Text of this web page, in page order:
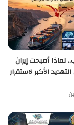
لماذا أصبحت إيران
الأكبر لاستقرار